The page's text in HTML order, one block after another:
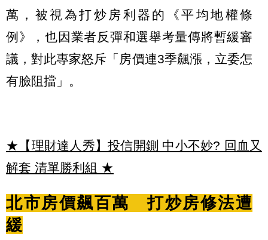
萬，被視為打炒房利器的《平均地權條
例》，也因業者反彈和選舉考量傳將暫緩審
議，對此專家怒斥「房價連3季飆漲，立委怎
有臉阻擋」。
★【理財達人秀】投信開鍘 中小不妙? 回血又
解套 清單勝利組 ★
北市房價飆百萬 打炒房修法遭
緩